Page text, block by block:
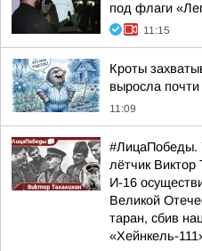
под флаги
11:15
Кроты
выросла
11:09
#ЛицаПобеды.
лётчик Виктор
И-16
Великой
таран, сбив
«Хейнкель-